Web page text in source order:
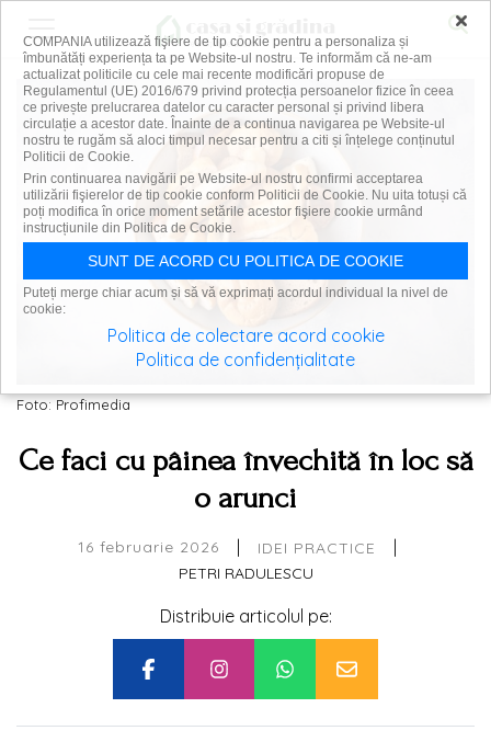
Foto: Profimedia
Ce faci cu pâinea învechită în loc să
o arunci
16 februarie 2026 | IDEI PRACTICE |
PETRI RADULESCU
Distribuie articolul pe:
×
COMPANIA utilizează fişiere de tip cookie pentru a personaliza și
îmbunătăți experiența ta pe Website-ul nostru. Te informăm că ne-am
actualizat politicile cu cele mai recente modificări propuse de
Regulamentul (UE) 2016/679 privind protecția persoanelor fizice în ceea
ce privește prelucrarea datelor cu caracter personal și privind libera
circulație a acestor date. Înainte de a continua navigarea pe Website-ul
nostru te rugăm să aloci timpul necesar pentru a citi și înțelege conținutul
Politicii de Cookie.
Prin continuarea navigării pe Website-ul nostru confirmi acceptarea
utilizării fişierelor de tip cookie conform Politicii de Cookie. Nu uita totuși că
poți modifica în orice moment setările acestor fişiere cookie urmând
instrucțiunile din Politica de Cookie.
SUNT DE ACORD CU POLITICA DE COOKIE
Puteți merge chiar acum și să vă exprimați acordul individual la nivel de
cookie:
Politica de colectare acord cookie
Politica de confidențialitate